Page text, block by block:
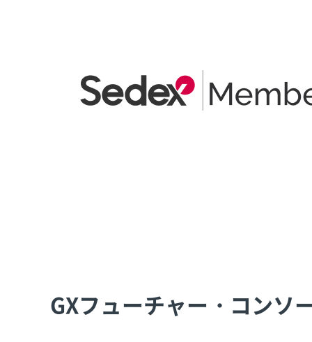
GXフューチャー・コンソ